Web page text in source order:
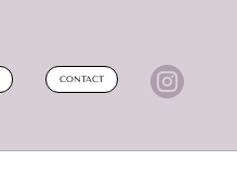
CONTACT 